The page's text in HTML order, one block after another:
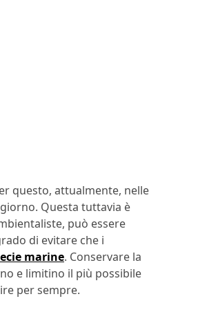
questo, attualmente, nelle
Questa tuttavia è
può essere
di evitare che i
marine. Conservare la
e limitino il più possibile
per sempre.